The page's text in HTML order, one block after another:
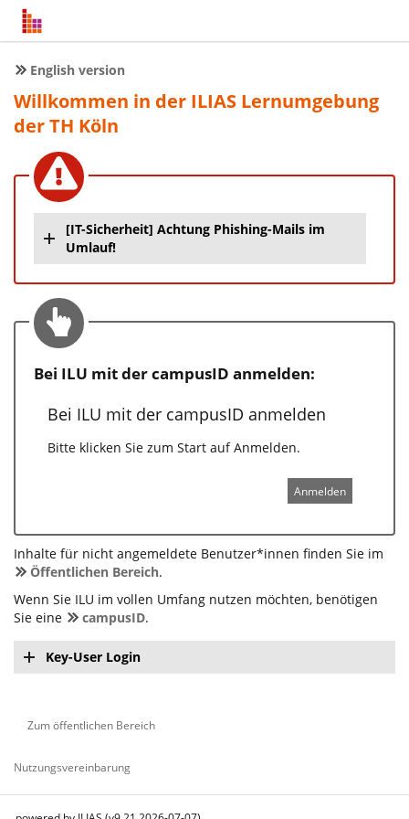
English version
Willkommen in der ILIAS Lernumgebung
der TH Köln
[IT-Sicherheit] Achtung Phishing-Mails im
Umlauf!
Bei ILU mit der campusID anmelden:
Bei ILU mit der campusID anmelden
Bitte klicken Sie zum Start auf Anmelden.
Anmelden
Inhalte für nicht angemeldete Benutzer*innen finden Sie im
Öffentlichen Bereich.
Wenn Sie ILU im vollen Umfang nutzen möchten, benötigen
Sie eine
campusID.
Key-User Login
Zum öffentlichen Bereich
Nutzungsvereinbarung